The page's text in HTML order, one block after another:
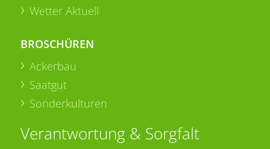
Wetter Aktuell
BROSCHÜREN
Ackerbau
Saatgut
Sonderkulturen
Verantwortung & Sorgfalt